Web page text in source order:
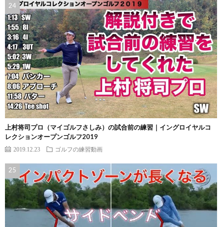
上村将司プロ（マイゴルフさしみ）の試合前の練習｜イングロイヤルコ
レクションオープンゴルフ2019
2019.12.23 ゴルフの練習動画